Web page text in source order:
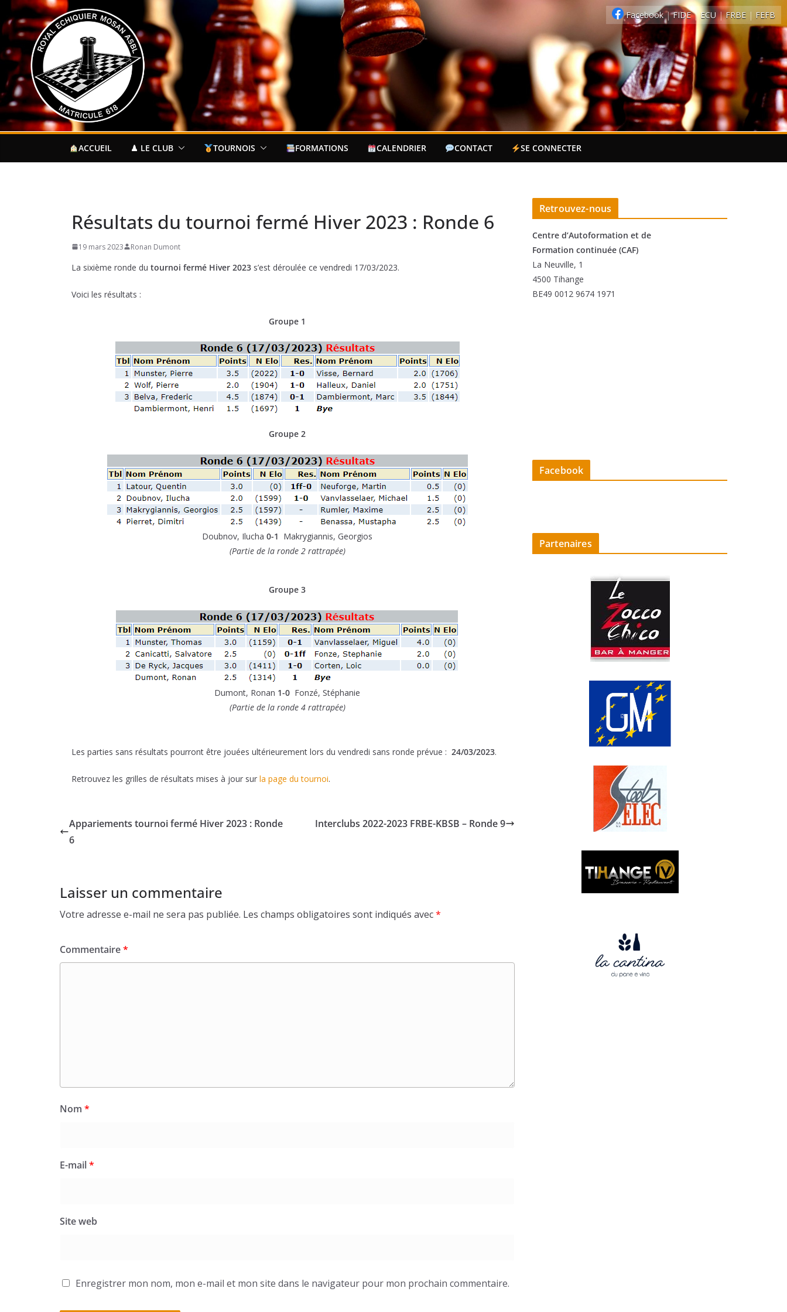
Passer
au
contenu
ACCUEIL ♟ LE CLUB TOURNOIS FORMATIONS CALENDRIER CONTACT SE CONNECTER
Résultats du tournoi fermé Hiver 2023 : Ronde 6
19 mars 2023 Ronan Dumont
La sixième ronde du tournoi fermé Hiver 2023 s’est déroulée ce vendredi 17/03/2023.
Voici les résultats :
Groupe 1
Groupe 2
Doubnov, Ilucha 0-1 Makrygiannis, Georgios
(Partie de la ronde 2 rattrapée)
Groupe 3
Dumont, Ronan 1-0 Fonzé, Stéphanie
(Partie de la ronde 4 rattrapée)
Les parties sans résultats pourront être jouées ultérieurement lors du vendredi sans ronde prévue : 24/03/2023.
Retrouvez les grilles de résultats mises à jour sur la page du tournoi.
Appariements tournoi fermé Hiver 2023 : Ronde
6
Interclubs 2022-2023 FRBE-KBSB – Ronde 9
Laisser un commentaire
Votre adresse e-mail ne sera pas publiée. Les champs obligatoires sont indiqués avec*
Commentaire*
Nom *
E-mail*
Site web
Enregistrer mon nom, mon e-mail et mon site dans le navigateur pour mon prochain commentaire.
Retrouvez-nous
Centre d’Autoformation et de
Formation continuée (CAF)
La Neuville, 1
4500 Tihange
BE49 0012 9674 1971
Facebook
Facebook| FIDE| ECU| FRBE | FEFB
Partenaires